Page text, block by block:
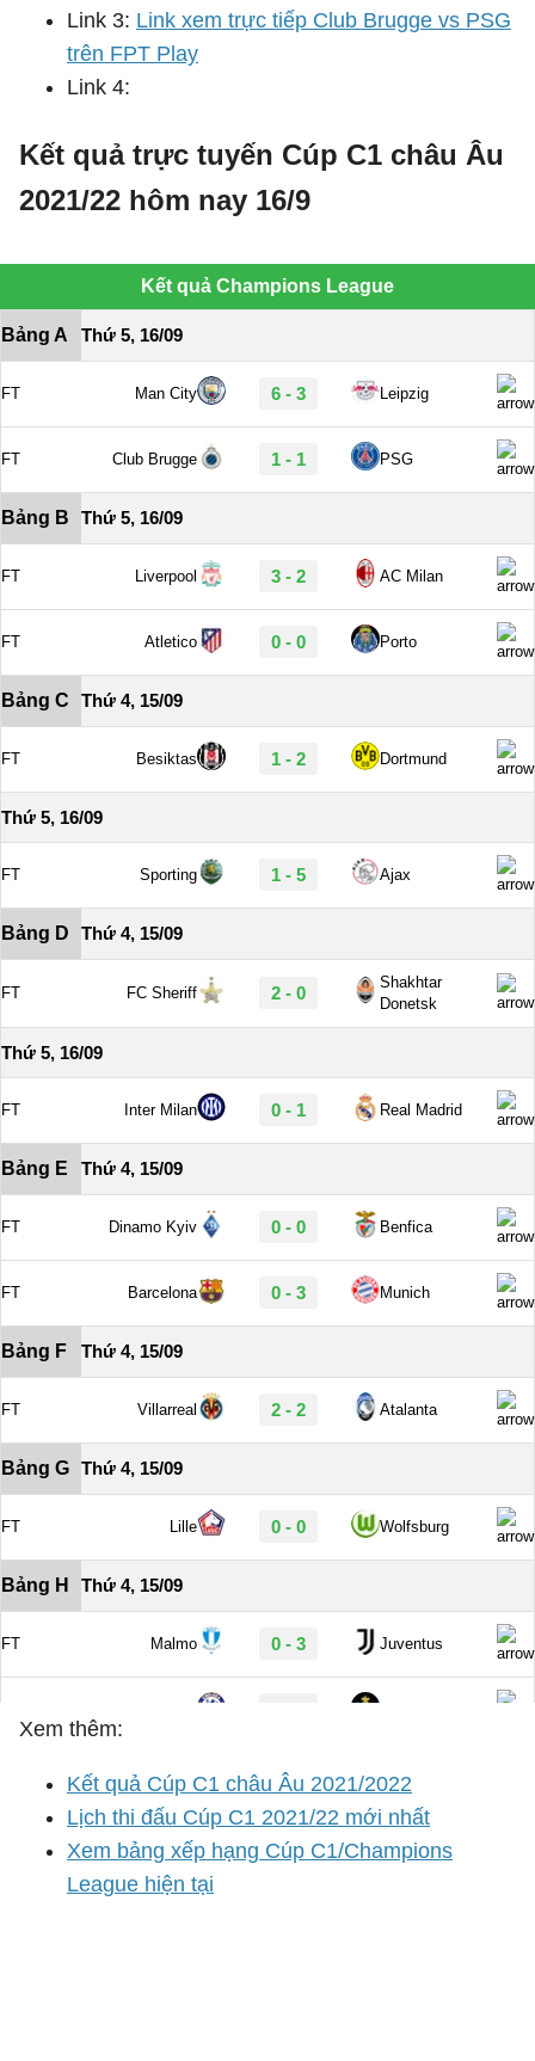
Link 3: Link xem trực tiếp Club Brugge vs PSG
trên FPT Play
Link 4:
Kết quả trực tuyến Cúp C1 châu Âu
2021/22 hôm nay 16/9
Xem thêm:
Kết quả Cúp C1 châu Âu 2021/2022
Lịch thi đấu Cúp C1 2021/22 mới nhất
Xem bảng xếp hạng Cúp C1/Champions
League hiện tại